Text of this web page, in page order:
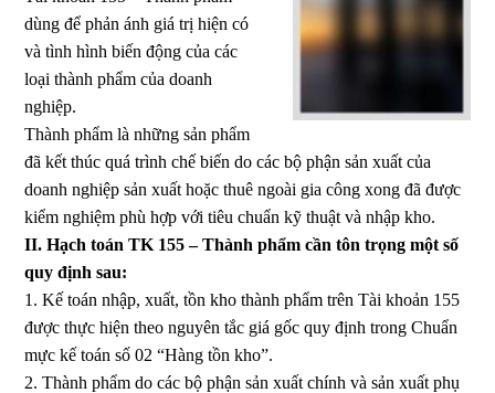
dùng để phản ánh giá trị hiện có
và tình hình biến động của các
loại thành phẩm của doanh
nghiệp.
Thành phẩm là những sản phẩm
đã kết thúc quá trình chế biến do các bộ phận sản xuất của
doanh nghiệp sản xuất hoặc thuê ngoài gia công xong đã được
kiểm nghiệm phù hợp với tiêu chuẩn kỹ thuật và nhập kho.
II. Hạch toán TK 155 – Thành phẩm cần tôn trọng một số
quy định sau:
1. Kế toán nhập, xuất, tồn kho thành phẩm trên Tài khoản 155
được thực hiện theo nguyên tắc giá gốc quy định trong Chuẩn
mực kế toán số 02 “Hàng tồn kho”.
2. Thành phẩm do các bộ phận sản xuất chính và sản xuất phụ